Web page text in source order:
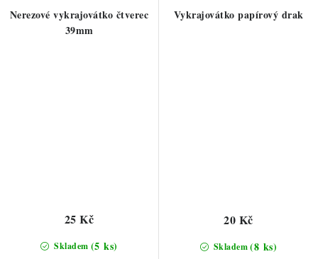
Nerezové vykrajovátko čtverec
39mm
Skladem (5 ks)
25 Kč
Vykrajovátko papírový drak
Skladem(8 ks)
20 Kč